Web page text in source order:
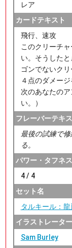
レア
カードテキスト
飛行、速攻
このクリーチ
い。そうした
ゴンでないク
４点のダメー
次のあなたの
い。）
フレーバーテキ
最後の試練で
る。
パワー・タフネス
4 / 4
セット名
タルキール：
イラストレーター
Sam Burley